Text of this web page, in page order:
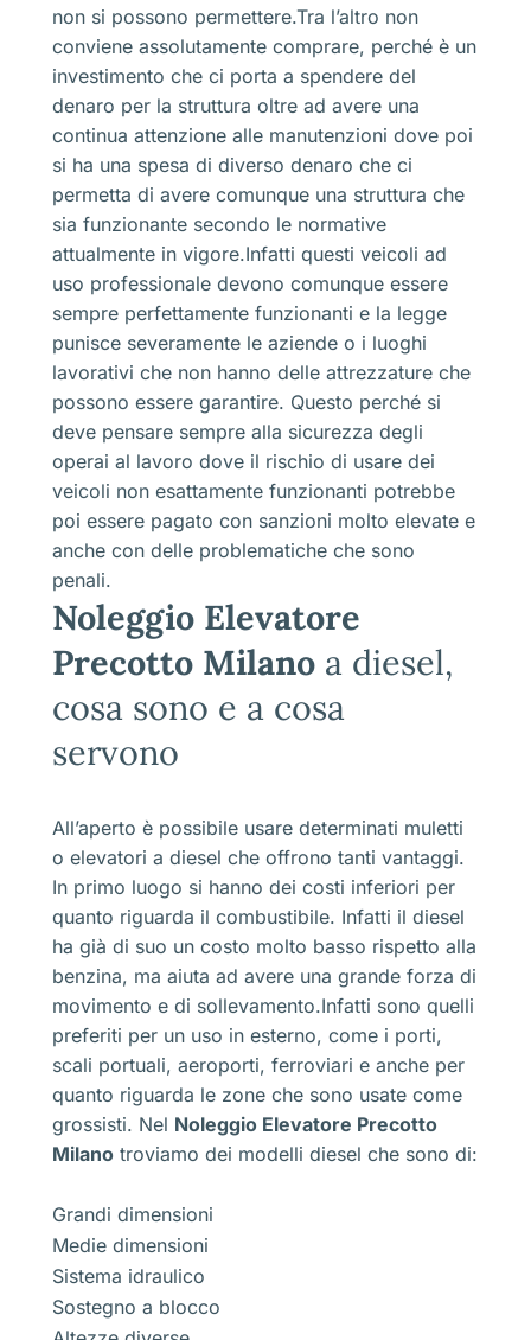
non si possono permettere.Tra l’altro non
conviene assolutamente comprare, perché è un
investimento che ci porta a spendere del
denaro per la struttura oltre ad avere una
continua attenzione alle manutenzioni dove poi
si ha una spesa di diverso denaro che ci
permetta di avere comunque una struttura che
sia funzionante secondo le normative
attualmente in vigore.Infatti questi veicoli ad
uso professionale devono comunque essere
sempre perfettamente funzionanti e la legge
punisce severamente le aziende o i luoghi
lavorativi che non hanno delle attrezzature che
possono essere garantire. Questo perché si
deve pensare sempre alla sicurezza degli
operai al lavoro dove il rischio di usare dei
veicoli non esattamente funzionanti potrebbe
poi essere pagato con sanzioni molto elevate e
anche con delle problematiche che sono
penali.
Noleggio Elevatore
Precotto Milano a diesel,
cosa sono e a cosa
servono
All’aperto è possibile usare determinati muletti
o elevatori a diesel che offrono tanti vantaggi.
In primo luogo si hanno dei costi inferiori per
quanto riguarda il combustibile. Infatti il diesel
ha già di suo un costo molto basso rispetto alla
benzina, ma aiuta ad avere una grande forza di
movimento e di sollevamento.Infatti sono quelli
preferiti per un uso in esterno, come i porti,
scali portuali, aeroporti, ferroviari e anche per
quanto riguarda le zone che sono usate come
grossisti. Nel Noleggio Elevatore Precotto
Milano troviamo dei modelli diesel che sono di:
Grandi dimensioni
Medie dimensioni
Sistema idraulico
Sostegno a blocco